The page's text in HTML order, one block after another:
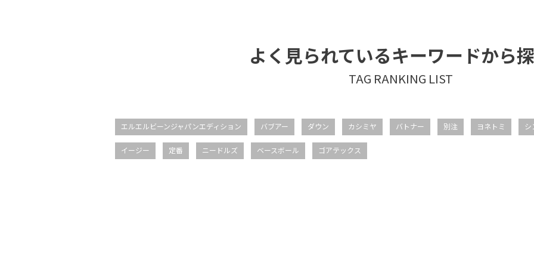
よく見られているキーワードから
エルエルビーンジャパンエディション バブアー ダウン カシミヤ バトナー 別注 ヨネトミ シ
イージー 定番 ニードルズ ベースボール ゴアテックス